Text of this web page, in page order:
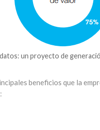
un proyecto de
beneficios que la